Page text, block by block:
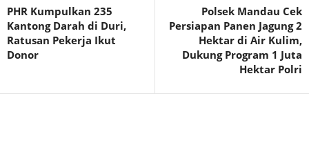
PHR Kumpulkan 235
Kantong Darah di Duri,
Ratusan Pekerja Ikut
Donor
Polsek Mandau Cek
Persiapan Panen Jagung 2
Hektar di Air Kulim,
Dukung Program 1 Juta
Hektar Polri